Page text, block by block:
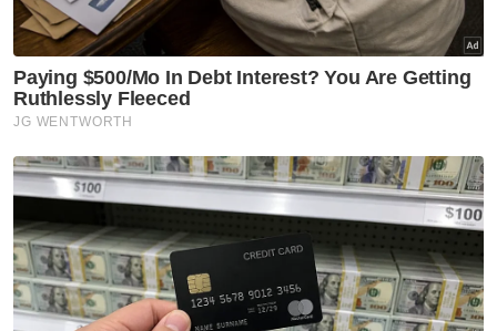
Nasional
Malaysia, Vietnam perkukuh
kerjasama pertahanan -
Mohamed Khaled